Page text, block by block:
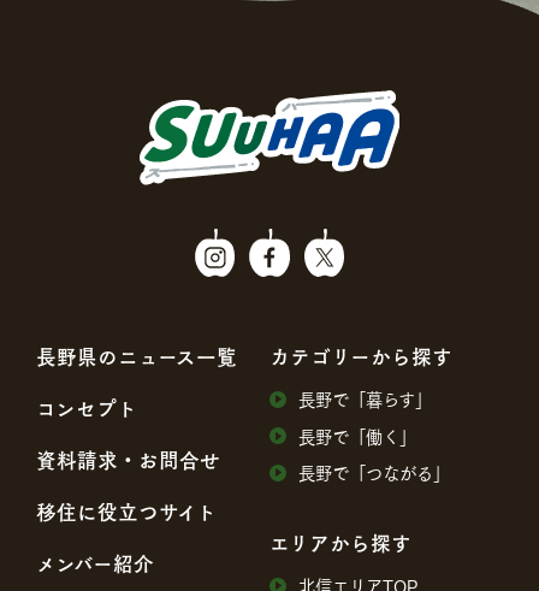
⻑野県のニュース⼀覧
コンセプト
資料請求・お問合せ
移住に役⽴つサイト
メンバー紹介
カテゴリーから探す
⻑野で「暮らす」
⻑野で「働く」
⻑野で「つながる」
エリアから探す